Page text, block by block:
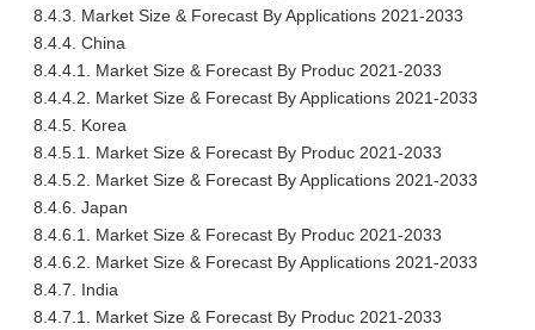
8.4.3. Market Size & Forecast By Applications 2021-2033
8.4.4. China
8.4.4.1. Market Size & Forecast By Produc 2021-2033
8.4.4.2. Market Size & Forecast By Applications 2021-2033
8.4.5. Korea
8.4.5.1. Market Size & Forecast By Produc 2021-2033
8.4.5.2. Market Size & Forecast By Applications 2021-2033
8.4.6. Japan
8.4.6.1. Market Size & Forecast By Produc 2021-2033
8.4.6.2. Market Size & Forecast By Applications 2021-2033
8.4.7. India
8.4.7.1. Market Size & Forecast By Produc 2021-2033